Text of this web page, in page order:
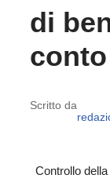
di
Scritto da
Controllo